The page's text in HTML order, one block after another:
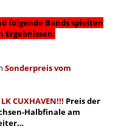
folgende Bands spielten
Ergebnissen:
Sonderpreis vom
LK CUXHAVEN!!! Preis der
Halbfinale am